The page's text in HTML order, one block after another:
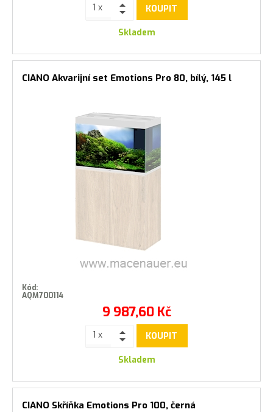
KOUPIT
Skladem
CIANO Akvarijní set Emotions Pro 80, bílý, 145 l
Kód:
AQM700114
9 987,60 Kč
KOUPIT
Skladem
CIANO Skříňka Emotions Pro 100, černá